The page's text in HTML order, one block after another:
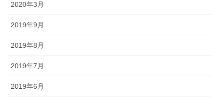
2020年3月
2019年9月
2019年8月
2019年7月
2019年6月